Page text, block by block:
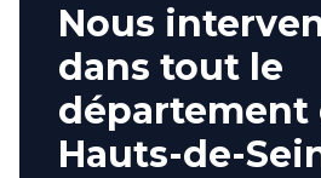
Nous
dans tout le
département
Hauts-de-